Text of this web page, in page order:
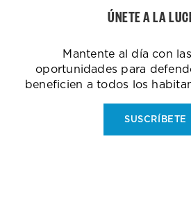
ÚNETE A LA
Mantente al día con
oportunidades para
beneficien a todos los
SUSCRÍBETE